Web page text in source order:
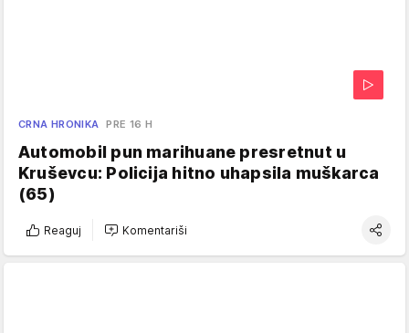
CRNA HRONIKA PRE 16 H
Automobil pun marihuane presretnut u
Kruševcu: Policija hitno uhapsila muškarca
(65)
Reaguj Komentariši